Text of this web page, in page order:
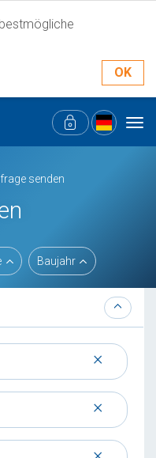
OK
senden
Baujahr
×
×